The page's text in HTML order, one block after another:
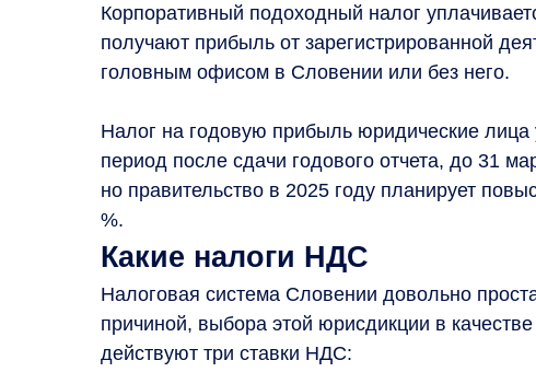
Корпоративный подоходный налог
получают прибыль от зарегистрированной
головным офисом в Словении или без него.
Налог на годовую прибыль юридические
период после сдачи годового отчета, до 31
но правительство в 2025 году планирует
%.
Какие налоги НДС
Налоговая система Словении довольно
причиной, выбора этой юрисдикции в
действуют три ставки НДС: